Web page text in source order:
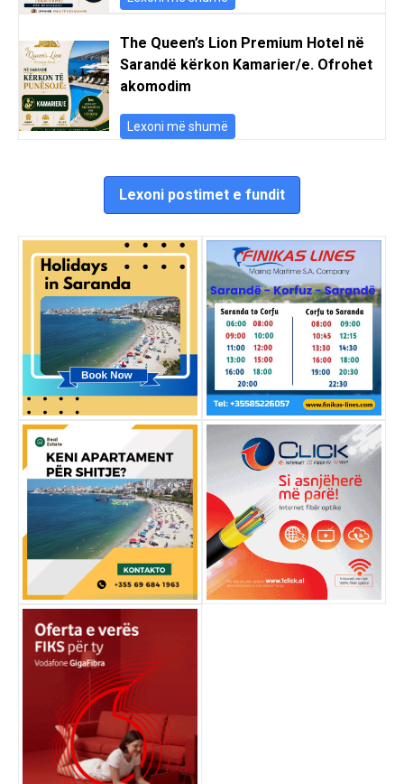
The Queen’s Lion Premium Hotel në
Sarandë kërkon Kamarier/e. Ofrohet
akomodim
Lexoni më shumë
Lexoni postimet e fundit